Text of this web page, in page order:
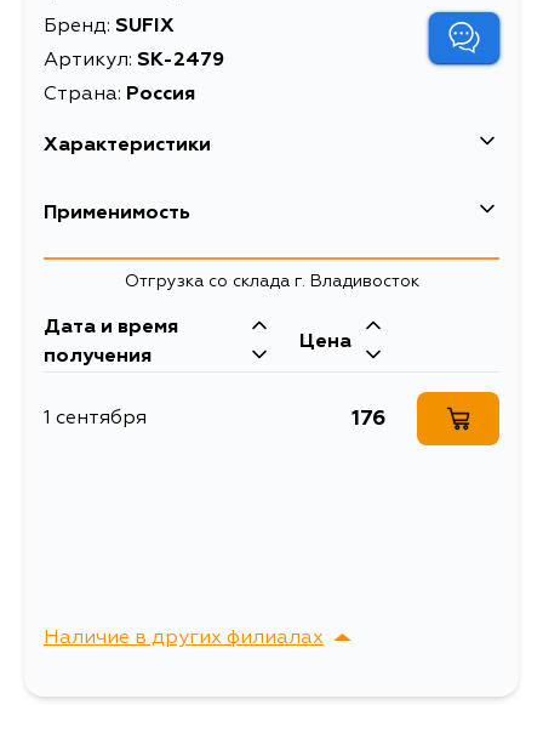
Бренд: SUFIX
Артикул: SK-2479
Страна: Россия
Характеристики
Описание
Товарная группа втулки стабилизатора
Применимость
Отгрузка со склада г. Владивосток
Дата и время
получения
Цена
1 сентября 176
Наличие в других филиалах
г. Владивосток,